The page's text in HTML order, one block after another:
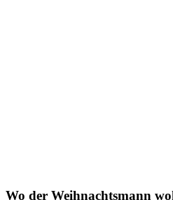
Wo der Weihnachtsmann